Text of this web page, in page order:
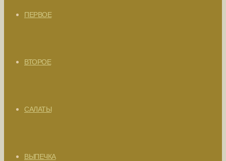
ПЕРВОЕ
ВТОРОЕ
САЛАТЫ
ВЫПЕЧКА